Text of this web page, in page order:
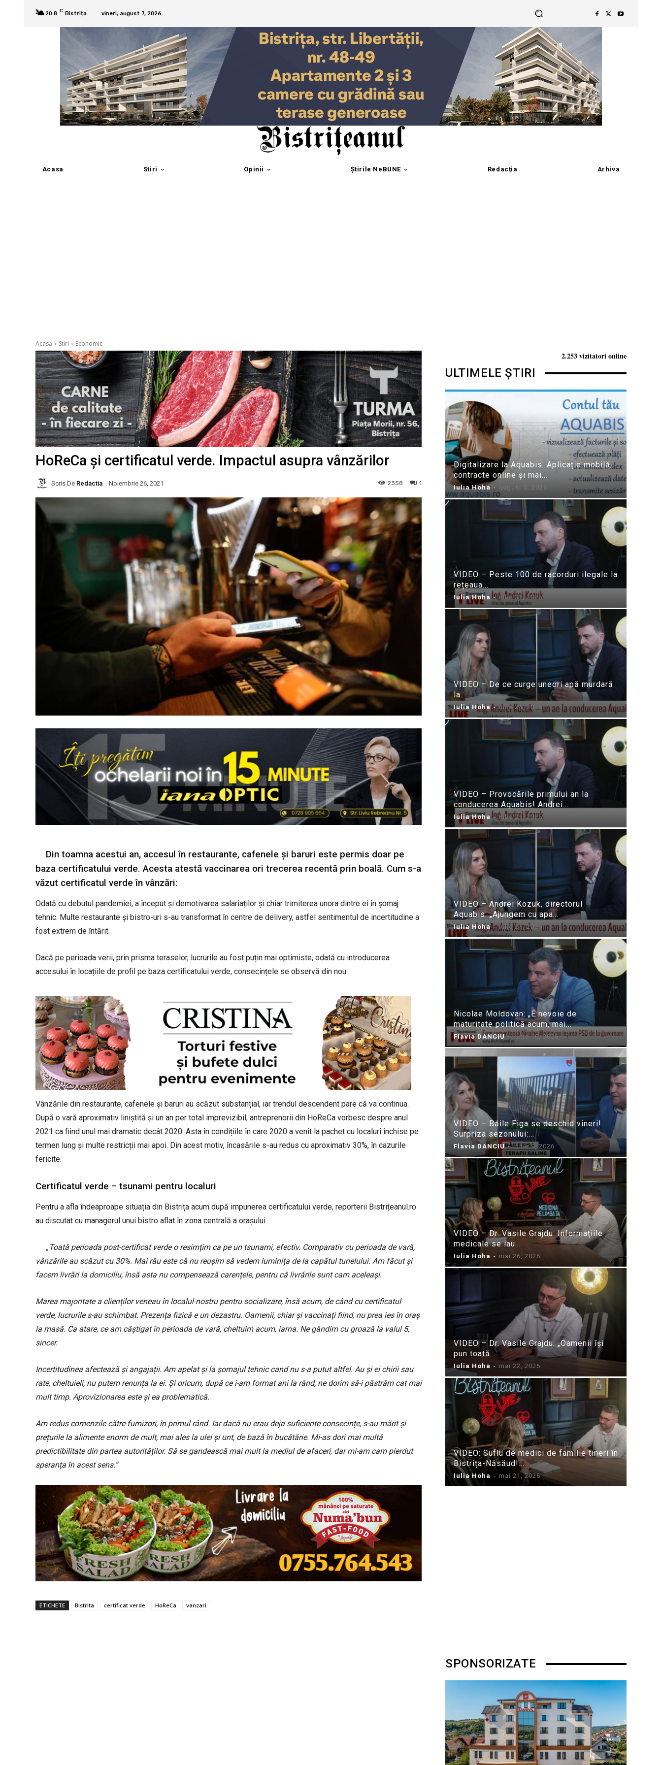
20.8 C Bistrița vineri, august 7, 2026
Acasa Stiri Opinii Știrile NeBUNE Redacția Arhiva
Acasă Stiri Economic
HoReCa și certificatul verde. Impactul asupra vânzărilor
Scris De Redactia Noiembrie 26, 2021 1
2358
Din toamna acestui an, accesul în restaurante, cafenele și baruri este permis doar pe
baza certificatului verde. Acesta atestă vaccinarea ori trecerea recentă prin boală. Cum s-a
văzut certificatul verde în vânzări:
Odată cu debutul pandemiei, a început și demotivarea salariaților și chiar trimiterea unora dintre ei în șomaj
tehnic. Multe restaurante și bistro-uri s-au transformat în centre de delivery, astfel sentimentul de incertitudine a
fost extrem de întărit.
Dacă pe perioada verii, prin prisma teraselor, lucrurile au fost puțin mai optimiste, odată cu introducerea
accesului în locațiile de profil pe baza certificatului verde, consecințele se observă din nou.
Vânzările din restaurante, cafenele și baruri au scăzut substanțial, iar trendul descendent pare că va continua.
După o vară aproximativ liniștită și un an per total imprevizibil, antreprenorii din HoReCa vorbesc despre anul
2021 ca fiind unul mai dramatic decât 2020. Asta în condițiile în care 2020 a venit la pachet cu localuri închise pe
termen lung și multe restricții mai apoi. Din acest motiv, încasările s-au redus cu aproximativ 30%, în cazurile
fericite.
Certificatul verde – tsunami pentru localuri
Pentru a afla îndeaproape situația din Bistrița acum după impunerea certificatului verde, reporterii Bistrițeanul.ro
au discutat cu managerul unui bistro aflat în zona centrală a orașului.
„Toată perioada post-certificat verde o resimțim ca pe un tsunami, efectiv. Comparativ cu perioada de vară,
vânzările au scăzut cu 30%. Mai rău este că nu reușim să vedem luminița de la capătul tunelului. Am făcut și
facem livrări la domiciliu, însă asta nu compensează carențele, pentru că livrările sunt cam aceleași.
Marea majoritate a clienților veneau în localul nostru pentru socializare, însă acum, de când cu certificatul
verde, lucrurile s-au schimbat. Prezența fizică e un dezastru. Oamenii, chiar și vaccinați fiind, nu prea ies în oraș
la masă. Ca atare, ce am câștigat în perioada de vară, cheltuim acum, iarna. Ne gândim cu groază la valul 5,
sincer.
Incertitudinea afectează și angajații. Am apelat și la șomajul tehnic cand nu s-a putut altfel. Au și ei chirii sau
rate, cheltuieli, nu putem renunța la ei. Și oricum, după ce i-am format ani la rând, ne dorim să-i păstrăm cat mai
mult timp. Aprovizionarea este și ea problematică.
Am redus comenzile către furnizori, în primul rând. Iar dacă nu erau deja suficiente consecințe, s-au mărit și
prețurile la alimente enorm de mult, mai ales la ulei și unt, de bază în bucătărie. Mi-as dori mai multă
predictibilitate din partea autorităților. Să se gandească mai mult la mediul de afaceri, dar mi-am cam pierdut
speranța în acest sens.”
ETICHETE Bistrita certificat verde HoReCa vanzari
2.253 vizitatori online
ULTIMELE ȘTIRI
Digitalizare la Aquabis: Aplicație mobilă,
contracte online și mai...
Iulia Hoha - august 3, 2026
VIDEO – Peste 100 de racorduri ilegale la
rețeaua...
Iulia Hoha - iulie 31, 2026
VIDEO – De ce curge uneori apă murdară
la...
Iulia Hoha - iulie 24, 2026
VIDEO – Provocările primului an la
conducerea Aquabis! Andrei...
Iulia Hoha - iulie 21, 2026
VIDEO – Andrei Kozuk, directorul
Aquabis: „Ajungem cu apa...
Iulia Hoha - iulie 21, 2026
Nicolae Moldovan: „E nevoie de
maturitate politică acum, mai...
Flavia DANCIU - iunie 10, 2026
VIDEO – Băile Figa se deschid vineri!
Surpriza sezonului:...
Flavia DANCIU - iunie 9, 2026
VIDEO – Dr. Vasile Grajdu: Informațiile
medicale se iau...
Iulia Hoha - mai 26, 2026
VIDEO – Dr. Vasile Grajdu: „Oamenii își
pun toată...
Iulia Hoha - mai 22, 2026
VIDEO: Suflu de medici de familie tineri în
Bistrița-Năsăud!...
Iulia Hoha - mai 21, 2026
SPONSORIZATE